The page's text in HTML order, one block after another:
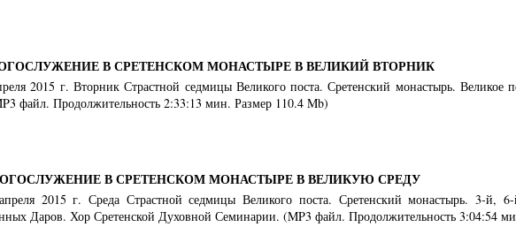
В СРЕТЕНСКОМ МОНАСТЫРЕ В ВЕЛИКИЙ ВТОРНИК
2015 г. Вторник Страстной седмицы Великого поста. Сретенский монастырь. Великое
файл. Продолжительность 2:33:13 мин. Размер 110.4 Mb)
В СРЕТЕНСКОМ МОНАСТЫРЕ В ВЕЛИКУЮ СРЕДУ
2015 г. Среда Страстной седмицы Великого поста. Сретенский монастырь. 3-й,
Даров. Хор Сретенской Духовной Семинарии. (MP3 файл. Продолжительность 3:04:54